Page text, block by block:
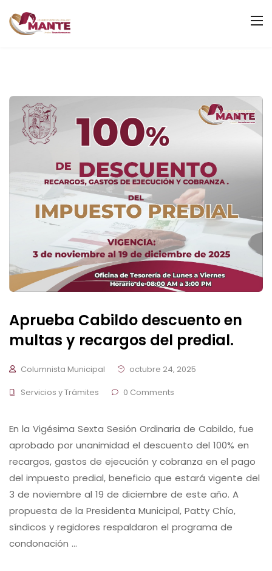
Aprueba Cabildo descuento en
multas y recargos del predial.
Columnista Municipal
octubre 24, 2025
Servicios y Trámites
0 Comments
En la Vigésima Sexta Sesión Ordinaria de Cabildo, fue
aprobado por unanimidad el descuento del 100% en
recargos, gastos de ejecución y cobranza en el pago
del impuesto predial, beneficio que estará vigente del
3 de noviembre al 19 de diciembre de este año. A
propuesta de la Presidenta Municipal, Patty Chío,
síndicos y regidores respaldaron el programa de
condonación …